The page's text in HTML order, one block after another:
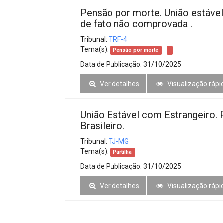
Pensão por morte. União
de fato não comprovada .
Tribunal: TRF-4
Tema(s):
Pensão por morte
Data de Publicação: 31/10/2025
Ver detalhes Visualização
União Estável com
Brasileiro.
Tribunal: TJ-MG
Tema(s):
Partilha
Data de Publicação: 31/10/2025
Ver detalhes Visualização